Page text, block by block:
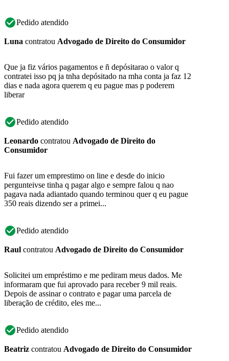
Pedido atendido
Luna contratou Advogado de Direito do Consumidor
Que ja fiz vários pagamentos e ñ depósitarao o valor q
contratei isso pq ja tnha depósitado na mha conta ja faz 12
dias e nada agora querem q eu pague mas p poderem
liberar
Pedido atendido
Leonardo contratou Advogado de Direito do
Consumidor
Fui fazer um emprestimo on line e desde do inicio
pergunteivse tinha q pagar algo e sempre falou q nao
pagava nada adiantado quando terminou quer q eu pague
350 reais dizendo ser a primei...
Pedido atendido
Raul contratou Advogado de Direito do Consumidor
Solicitei um empréstimo e me pediram meus dados. Me
informaram que fui aprovado para receber 9 mil reais.
Depois de assinar o contrato e pagar uma parcela de
liberação de crédito, eles me...
Pedido atendido
Beatriz contratou Advogado de Direito do Consumidor